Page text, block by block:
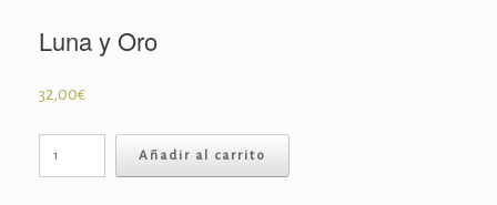
Luna y Oro
32,00€
Añadir al carrito